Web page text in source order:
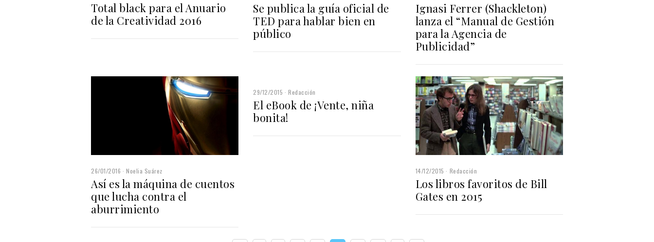
Total black para el Anuario
de la Creatividad 2016
Se publica la guía oficial de
TED para hablar bien en
público
Ignasi Ferrer (Shackleton)
lanza el “Manual de Gestión
para la Agencia de
Publicidad”
26/01/2016 Noelia Suárez
Así es la máquina de cuentos
que lucha contra el
aburrimiento
29/12/2015 Redacción
El eBook de ¡Vente, niña
bonita!
14/12/2015 Redacción
Los libros favoritos de Bill
Gates en 2015